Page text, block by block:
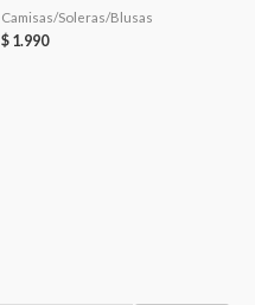
Camisas/Soleras/Blusas
$ 1.990